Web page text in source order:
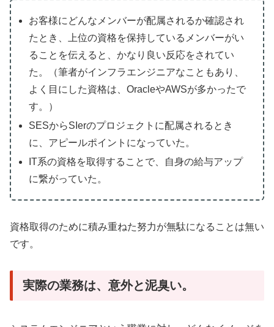
お客様にどんなメンバーが配属されるか確認され
たとき、上位の資格を保持しているメンバーがい
ることを伝えると、かなり良い反応をされてい
た。（筆者がインフラエンジニアなこともあり、
よく目にした資格は、OracleやAWSが多かったで
す。）
SESからSIerのプロジェクトに配属されるとき
に、アピールポイントになっていた。
IT系の資格を取得することで、自身の給与アップ
に繋がっていた。
資格取得のために積み重ねた努力が無駄になることは無い
です。
実際の業務は、意外と泥臭い。